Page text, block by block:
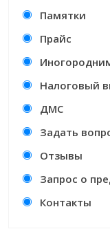
Памятки
Прайс
Налоговый
ДМС
Задать
Отзывы
Запрос о
Контакты